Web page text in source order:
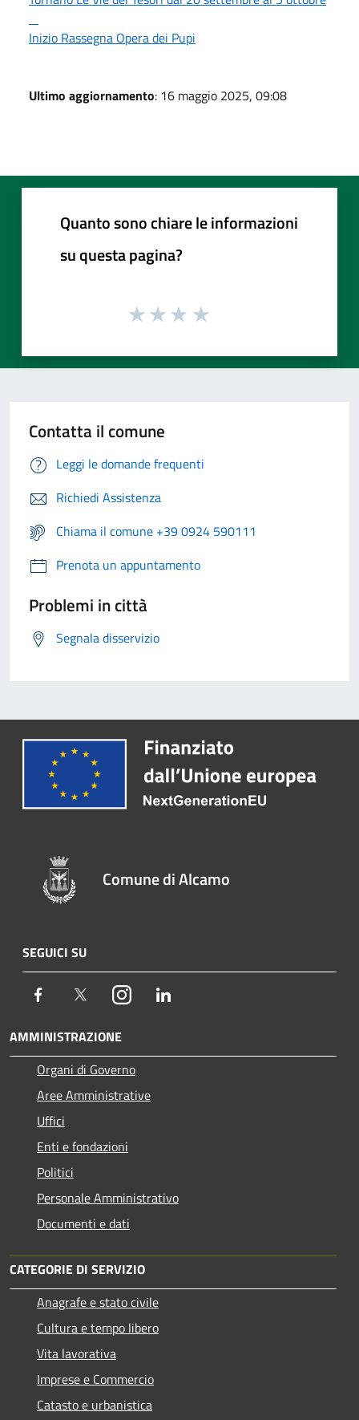
Inizio Rassegna Opera dei Pupi
Ultimo aggiornamento: 16 maggio 2025, 09:08
Quanto sono chiare le informazioni
su questa pagina?
Contatta il comune
Leggi le domande frequenti
Richiedi Assistenza
Chiama il comune +39 0924 590111
Prenota un appuntamento
Problemi in città
Segnala disservizio
Comune di Alcamo
SEGUICI SU
Facebook TwitterInstagram
AMMINISTRAZIONE
Organi di Governo
Aree Amministrative
Uffici
Enti e fondazioni
Politici
Personale Amministrativo
Documenti e dati
CATEGORIE DI SERVIZIO
Anagrafe e stato civile
Cultura e tempo libero
Vita lavorativa
Imprese e Commercio
Catasto e urbanistica